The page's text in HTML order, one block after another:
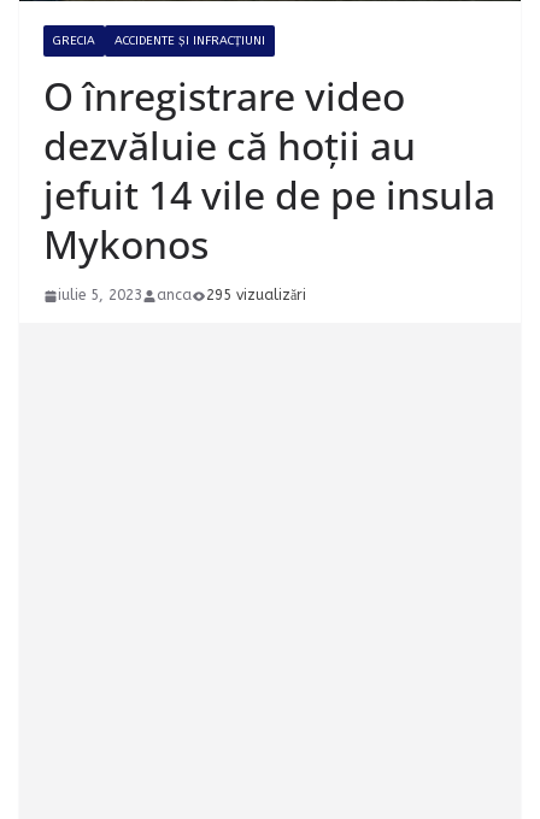
GRECIA ACCIDENTE ȘI INFRACȚIUNI
O înregistrare video
dezvăluie că hoții au
jefuit 14 vile de pe insula
Mykonos
iulie 5, 2023 anca 295 vizualizări